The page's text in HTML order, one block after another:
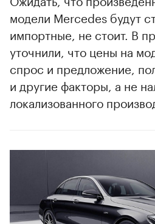
модели Mercedes будут
импортные, не стоит. В
уточнили, что цены на
спрос и предложение,
и другие факторы, а не
локализованного